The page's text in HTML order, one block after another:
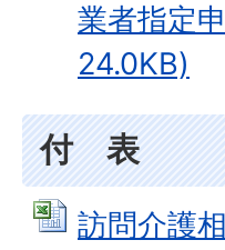
業者指定
24.0KB)
付 表
訪問介護